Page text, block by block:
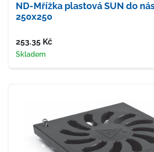
ND-Mřížka plastová SUN do
250x250
Cena
253.35 Kč
Dostupnost
Skladem